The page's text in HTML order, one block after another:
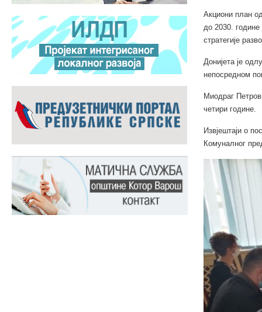
Акциони план
до 2030.
стратегије
Донијета је
непосредном
Миодраг
четири године.
Извјештаји о
Комуналног